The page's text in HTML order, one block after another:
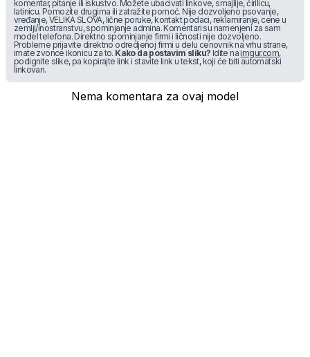
komentar, pitanje ili iskustvo. Možete ubacivati linkove, smajlije, ćirilicu,
latinicu. Pomozite drugima ili zatražite pomoć. Nije dozvoljeno psovanje,
vređanje, VELIKA SLOVA, lične poruke, kontakt podaci, reklamiranje, cene u
zemlji/inostranstvu, spominjanje admina. Komentari su namenjeni za sam
model telefona. Direktno spominjanje firmi i ličnosti nije dozvoljeno.
Probleme prijavite direktno odredjenoj firmi u delu cenovnik na vrhu strane,
imate zvonce ikonicu za to. Kako da postavim sliku? Idite na imgur.com,
podignite slike, pa kopirajte link i stavite link u tekst, koji će biti automatski
linkovan.
Nema komentara za ovaj model